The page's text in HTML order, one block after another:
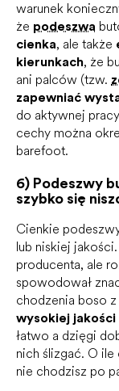
warunek
że podeszwa
cienka, ale także
kierunkach, że
ani palców (tzw.
zapewniać
do aktywnej
cechy można
barefoot.
6) Podeszwy
szybko się
Cienkie
lub niskiej
producenta, ale
spowodował
chodzenia boso z
wysokiej
łatwo a dzięgi
nich ślizgać. O
nie chodzisz po